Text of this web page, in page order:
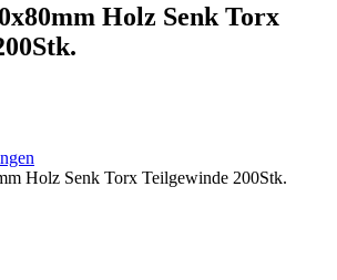
Holz Senk Torx